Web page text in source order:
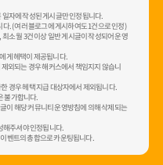
자에 작성된 게시글만 인정됩니다.
. (여러 블로그에 게시하여도 1건으로 인정)
소 월 3건 이상 일반 게시글이 작성되어 운영
게 헤택이 제공됩니다.
외되는 경우 해커스에서 책임지지 않습니
경우 헤택 지급 대상자에서 제외됩니다.
불가합니다.
이 해당 커뮤니티 운영방침에 의해 삭제되는
해주셔야 인정됩니다.
벤트의 총합으로 카운팅됩니다.